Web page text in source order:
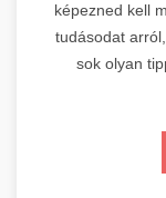
képezned kell
tudásodat
sok olyan